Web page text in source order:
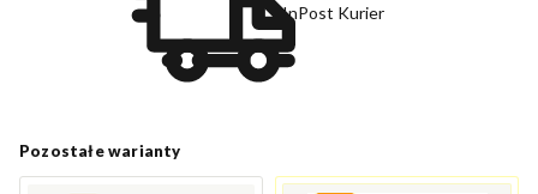
Pozostałe warianty
InPost Kurier